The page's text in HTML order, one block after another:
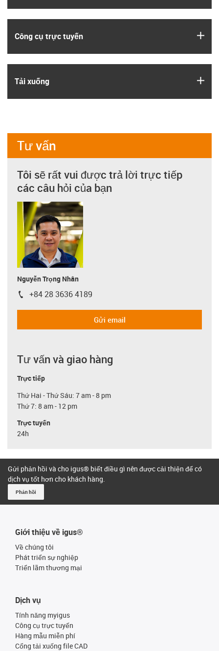
Công cụ trực tuyến
Tải xuống
Tư vấn
Tôi sẽ rất vui được trả lời trực tiếp
các câu hỏi của bạn
Nguyễn Trọng Nhân
igus-icon-phone
+84 28 3636 4189
Gửi email
Tư vấn và giao hàng
Trực tiếp
Thứ Hai - Thứ Sáu: 7 am - 8 pm
Thứ 7: 8 am - 12 pm
Trực tuyến
24h
Gửi phản hồi và cho igus® biết điều gì nên được cải thiện để có
dịch vụ tốt hơn cho khách hàng.
Phản hồi
Giới thiệu về igus®
Về chúng tôi
Phát triển sự nghiệp
Triển lãm thương mại
Dịch vụ
Tính năng myigus
Công cụ trực tuyến
Hàng mẫu miễn phí
Cổng tải xuống file CAD